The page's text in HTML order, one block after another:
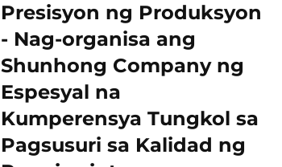
Presisyon ng Produksyon
- Nag-organisa ang
Shunhong Company ng
Espesyal na
Kumperensya Tungkol sa
Pagsusuri sa Kalidad ng